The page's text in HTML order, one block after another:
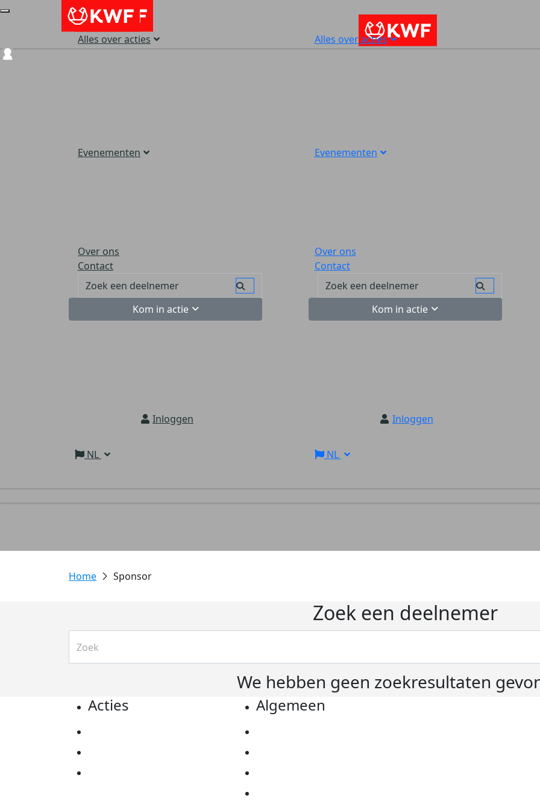
Alles over acties
Evenementen
Over ons
Contact
Kom in actie
Inloggen
NL
Alles over acties
Evenementen
Over ons
Contact
Kom in actie
Inloggen
NL
Sponsor
Zoek een deelnemer
We hebben geen zoekresultaten
Acties Algemeen